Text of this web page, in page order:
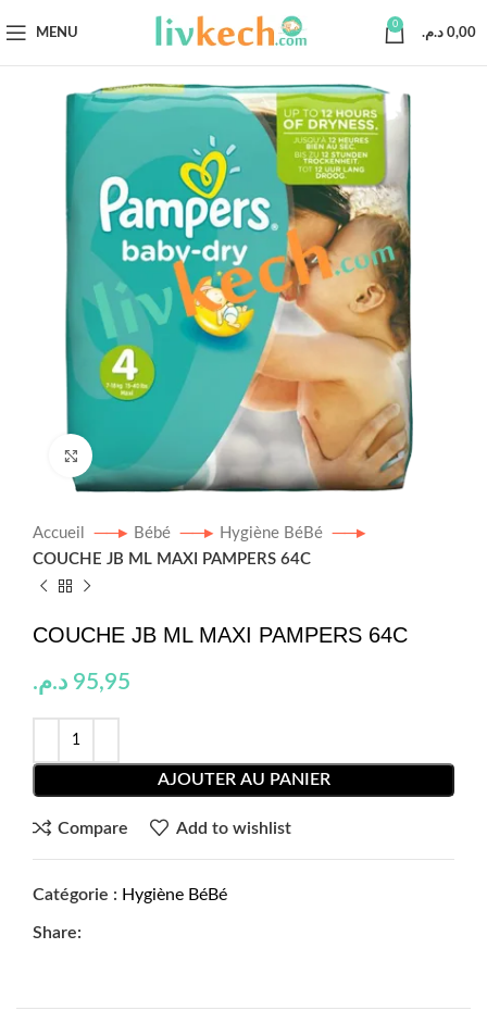
MENU
0
0,00 د.م.
Click to enlarge
Accueil Bébé
Hygiène BéBé
COUCHE JB ML MAXI PAMPERS 64C
COUCHE JB ML MAXI PAMPERS 64C
95,95 د.م.
AJOUTER AU PANIER
Compare Add to wishlist
Catégorie : Hygiène BéBé
Share: